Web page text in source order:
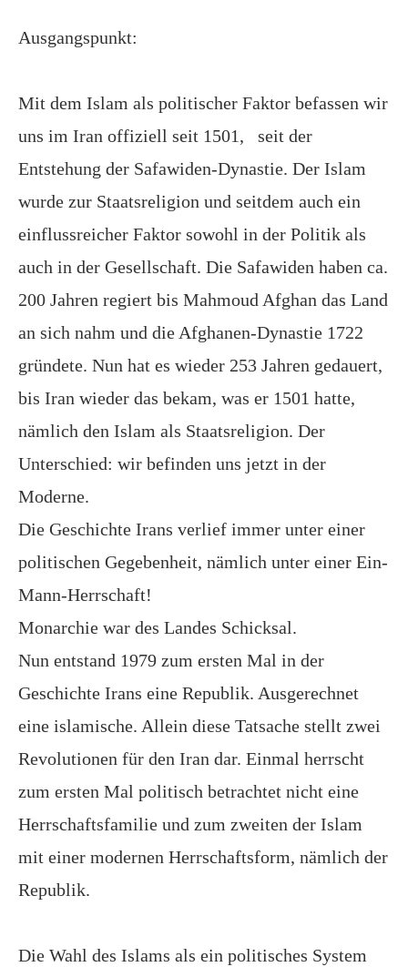
Ausgangspunkt:
Mit dem Islam als politischer Faktor befassen wir
uns im Iran offiziell seit 1501,
seit der
Entstehung der Safawiden-Dynastie. Der Islam
wurde zur Staatsreligion und seitdem auch ein
einflussreicher Faktor sowohl in der Politik als
auch in der Gesellschaft. Die Safawiden haben ca.
200 Jahren regiert bis Mahmoud Afghan das Land
an sich nahm und die Afghanen-Dynastie 1722
gründete. Nun hat es wieder 253 Jahren gedauert,
bis Iran wieder das bekam, was er 1501 hatte,
nämlich den Islam als Staatsreligion. Der
Unterschied: wir befinden uns jetzt in der
Moderne.
Die Geschichte Irans verlief immer unter einer
politischen Gegebenheit, nämlich unter einer Ein-
Mann-Herrschaft!
Monarchie war des Landes Schicksal.
Nun entstand 1979 zum ersten Mal in der
Geschichte Irans eine Republik. Ausgerechnet
eine islamische. Allein diese Tatsache stellt zwei
Revolutionen für den Iran dar. Einmal herrscht
zum ersten Mal politisch betrachtet nicht eine
Herrschaftsfamilie und zum zweiten der Islam
mit einer modernen Herrschaftsform, nämlich der
Republik.
Die Wahl des Islams als ein politisches System